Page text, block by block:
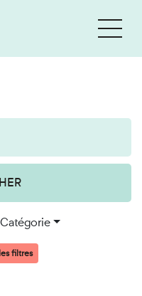
Catégorie
filtres